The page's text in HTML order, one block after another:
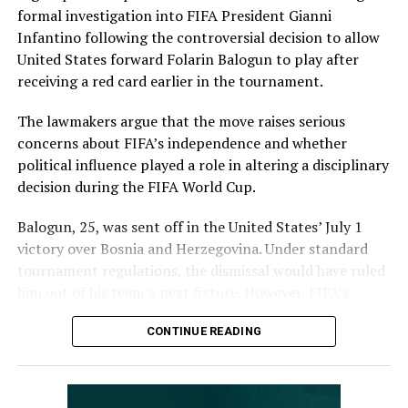
captain Fatima Sana chipped in with a wicket apiece to
keep the scoring under control.
In reply, Pakistan laid the foundation through Gull
Feroza, who produced a fluent 78 off 77 balls, laced with
11 boundaries. She dominated the opening stand before
being trapped leg before wicket by Kavisha Dilhari after
steering her side into a commanding position.
Experienced batter Sidra Amin anchored the chase with
a measured 57 from 94 deliveries, rotating the strike
effectively while building partnerships that kept
Pakistan comfortably ahead of the required rate. Ayesha
Sri Lanka’s bowlers found occasional breakthroughs,
with Dilhari returning 2 for 37, while Inoka Ranaweera,
formal investigation into FIFA President Gianni
Infantino following the controversial decision to allow
United States forward Folarin Balogun to play after
receiving a red card earlier in the tournament.
The lawmakers argue that the move raises serious
concerns about FIFA’s independence and whether
political influence played a role in altering a disciplinary
decision during the FIFA World Cup.
Balogun, 25, was sent off in the United States’ July 1
victory over Bosnia and Herzegovina. Under standard
tournament regulations, the dismissal would have ruled
disciplinary authorities later lifted the suspension,
enabling the striker to feature in Monday’s match.
CONTINUE READING